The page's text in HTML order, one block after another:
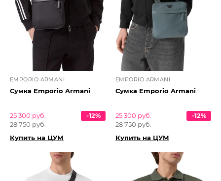
EMPORIO ARMANI
Сумка Emporio Armani
25 300 руб.
28 750 руб.
-12%
Купить на ЦУМ
EMPORIO ARMANI
Сумка Emporio Armani
25 300 руб.
28 750 руб.
-12%
Купить на ЦУМ